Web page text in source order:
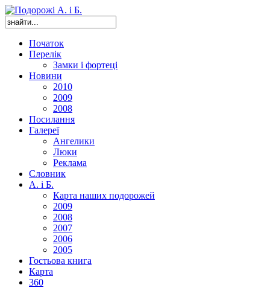
Початок
Перелік
Замки і фортеці
Новини
2010
2009
2008
Посилання
Галереї
Ангелики
Люки
Реклама
Словник
А. і Б.
Карта наших подорожей
2009
2008
2007
2006
2005
Гостьова книга
Карта
360